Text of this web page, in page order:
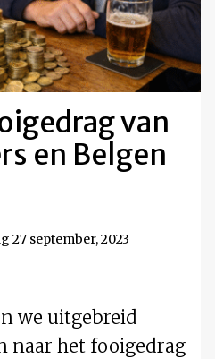
van
en Belgen
27 september, 2023
we uitgebreid
naar het fooigedrag